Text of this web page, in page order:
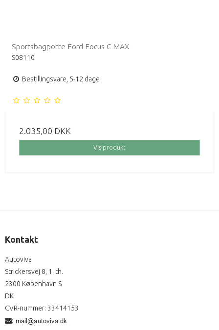
Sportsbagpotte Ford Focus C MAX
S08110
Bestillingsvare, 5-12 dage
2.035,00 DKK
Vis produkt
Kontakt
Autoviva
Strickersvej 8, 1. th.
2300 København S
DK
CVR-nummer: 33414153
: